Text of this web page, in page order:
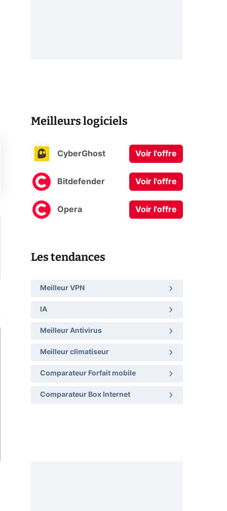
Meilleurs logiciels
CyberGhost Voir l'offre
Bitdefender Voir l'offre
Opera Voir l'offre
Les tendances
Meilleur VPN
IA
Meilleur Antivirus
Meilleur climatiseur
Comparateur Forfait mobile
Comparateur Box Internet